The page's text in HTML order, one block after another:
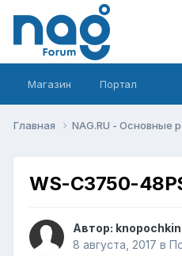
Магазин Портал
Главная NAG.RU - Основные
WS-C3750-
Автор:
8 августа, 2017 в